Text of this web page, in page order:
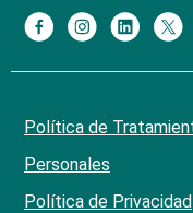
Política de
Personales
Política de Privacidad